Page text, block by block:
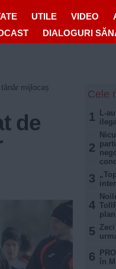
UTILE VIDEO
DIALOGURI
mijlocaș
de
Cele
1
L-
2
3
4
5
6 în